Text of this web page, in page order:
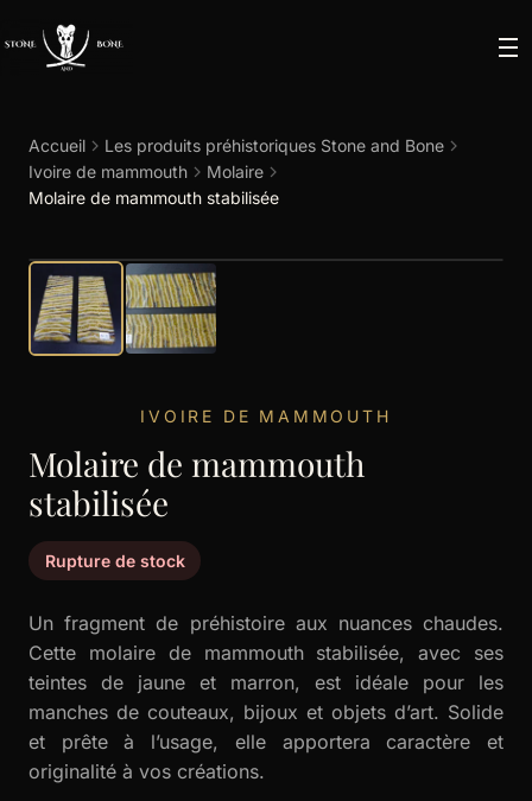
Accueil
Les produits préhistoriques Stone and Bone
Ivoire de mammouth
Molaire
Molaire de mammouth stabilisée
IVOIRE DE MAMMOUTH
Molaire de mammouth
stabilisée
Rupture de stock
Un fragment de préhistoire aux nuances chaudes.
Cette molaire de mammouth stabilisée, avec ses
teintes de jaune et marron, est idéale pour les
manches de couteaux, bijoux et objets d’art. Solide
et prête à l’usage, elle apportera caractère et
originalité à vos créations.